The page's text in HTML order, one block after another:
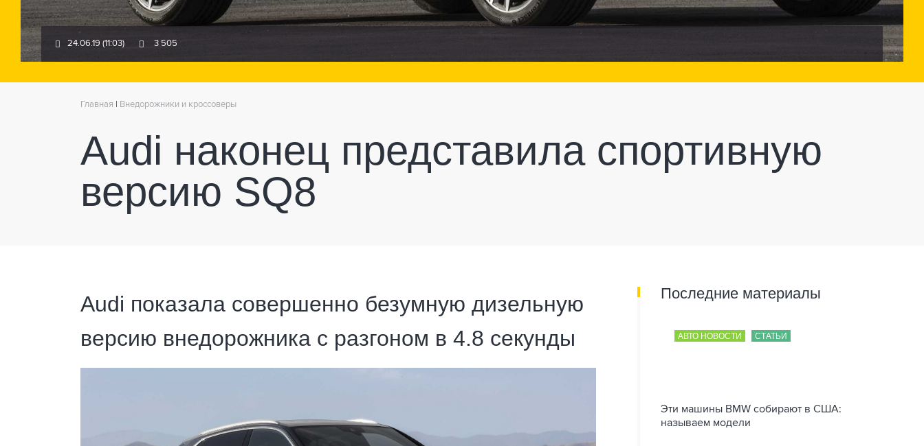
24.06.19 (11:03) 3 505
Главная Внедорожники и кроссоверы
Audi наконец представила спортивную
версию SQ8
Audi показала совершенно безумную дизельную
версию внедорожника с разгоном в 4.8 секунды
Последние материалы
АВТО НОВОСТИ СТАТЬИ
Эти машины BMW собирают в США:
называем модели